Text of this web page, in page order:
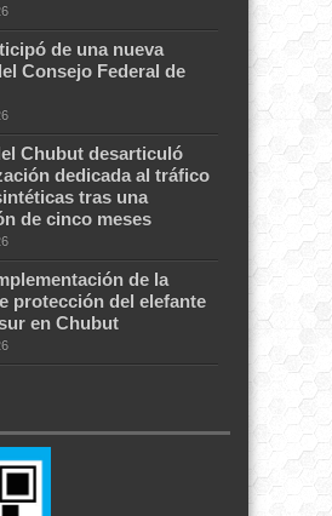
de una nueva
Consejo Federal de
Chubut desarticuló
dedicada al tráfico
tras una
de cinco meses
de la
protección del elefante
en Chubut